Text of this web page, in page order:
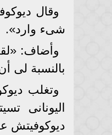
وقال
شىء وارد».
وأضاف:
بالنسبة لى
اليونانى